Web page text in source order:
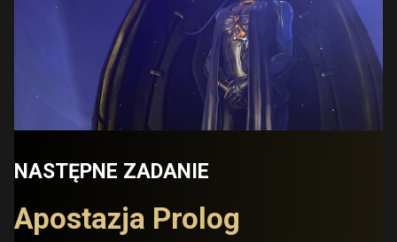
NASTĘPNE ZADANIE
Apostazja Prolog